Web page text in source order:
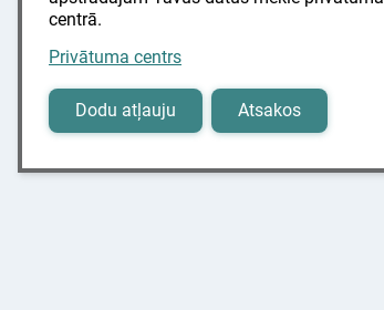
centrā.
Privātuma centrs
Dodu atļauju Atsakos